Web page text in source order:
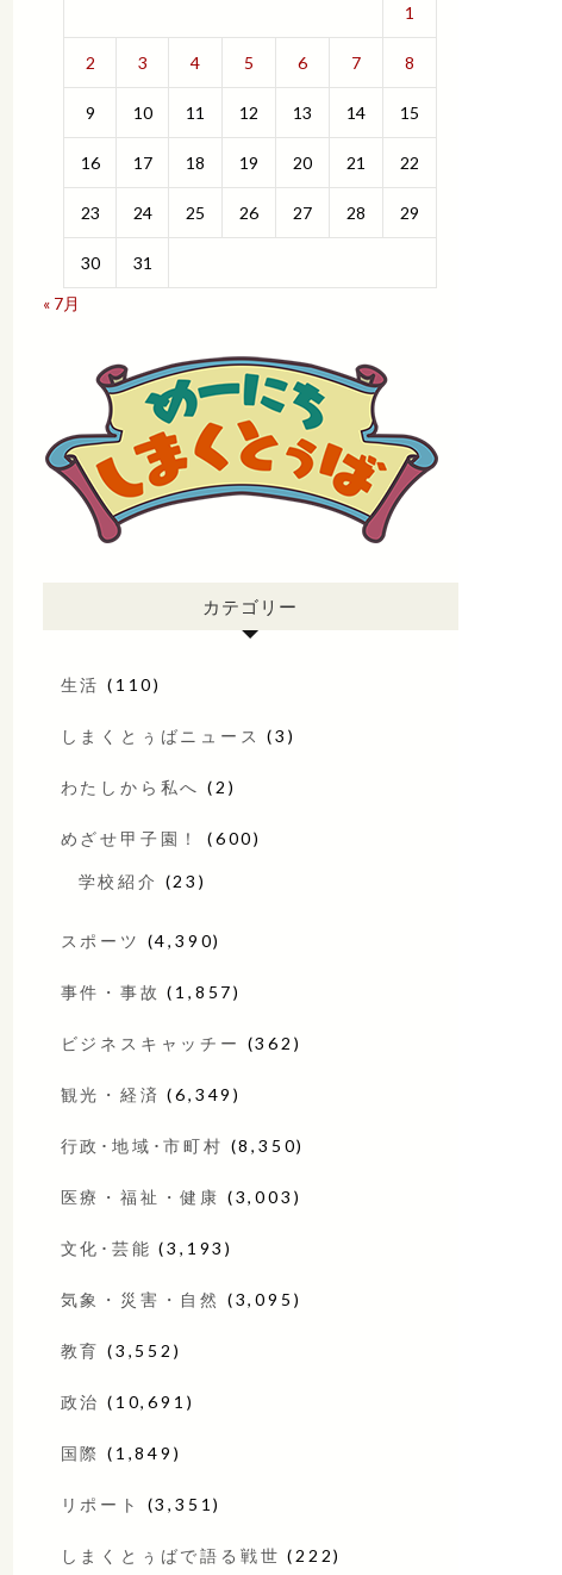
1
2 3 4 5 6 7 8
9 10 11 12 13 14 15
16 17 18 19 20 21 22
23 24 25 26 27 28 29
30
31
« 7月
カテゴリー
生活 (110)
しまくとぅばニュース (3)
わたしから私へ (2)
めざせ甲子園！ (600)
学校紹介 (23)
スポーツ (4,390)
事件・事故 (1,857)
ビジネスキャッチー (362)
観光・経済 (6,349)
行政･地域･市町村 (8,350)
医療・福祉・健康 (3,003)
文化･芸能 (3,193)
気象・災害・自然 (3,095)
教育 (3,552)
政治 (10,691)
国際 (1,849)
リポート (3,351)
しまくとぅばで語る戦世 (222)